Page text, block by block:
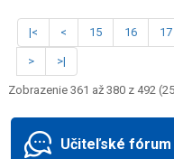
|< < 15 16 17
> >|
Zobrazenie 361 až 380 z 492
Učiteľské